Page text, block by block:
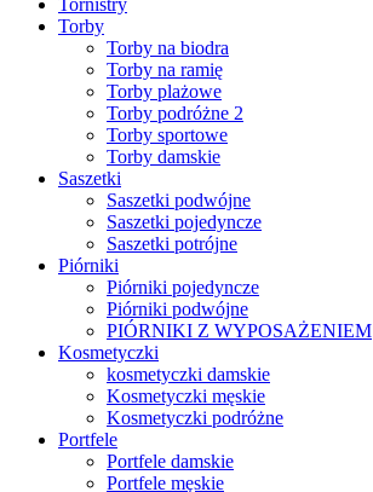
Torby
Torby na biodra
Torby na ramię
Torby plażowe
Torby podróżne 2
Torby sportowe
Torby damskie
Saszetki
Saszetki podwójne
Saszetki pojedyncze
Saszetki potrójne
Piórniki
Piórniki pojedyncze
Piórniki podwójne
PIÓRNIKI Z WYPOSAŻENIEM
Kosmetyczki
kosmetyczki damskie
Kosmetyczki męskie
Kosmetyczki podróżne
Portfele
Portfele damskie
Portfele męskie